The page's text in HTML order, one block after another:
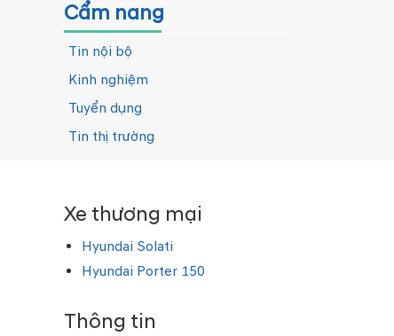
Cẩm nang
Tin nội bộ
Kinh nghiệm
Tuyển dụng
Tin thị trường
Xe thương mại
Hyundai Solati
Hyundai Porter 150
Thông tin